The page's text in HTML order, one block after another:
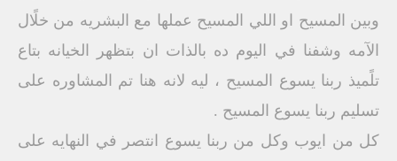
وبين المسيح او اللي المسيح عملها مع البشريه من خلًال
الآمه وشفنا في اليوم ده بالذات ان بتظهر الخيانه بتاع
تلًميذ ربنا يسوع المسيح ، ليه لانه هنا تم المشاوره على
تسليم ربنا يسوع المسيح .
كل من ايوب وكل من ربنا يسوع انتصر في النهايه على